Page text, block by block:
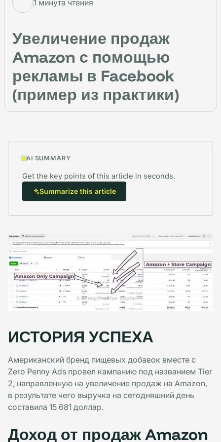
1 минута чтения
Увеличение продаж
Amazon с помощью
рекламы в Facebook
(пример из практики)
AI SUMMARY
Get the key points of this article in seconds.
Summarize this article
ИСТОРИЯ УСПЕХА
Американский бренд пищевых добавок вместе с
Zero Penny Ads провел кампанию под названием Tier
2, направленную на увеличение продаж на Amazon,
в результате чего выручка на сегодняшний день
составила 15 681 доллар.
Доход от продаж Amazon